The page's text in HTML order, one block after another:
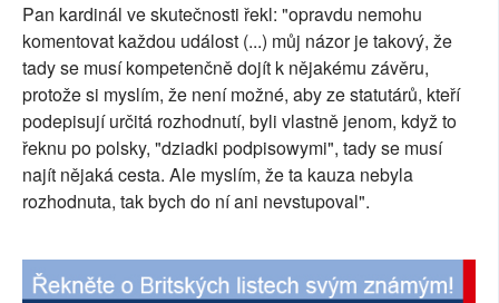
Pan kardinál ve skutečnosti řekl: "opravdu nemohu
komentovat každou událost (...) můj názor je takový, že
tady se musí kompetenčně dojít k nějakému závěru,
protože si myslím, že není možné, aby ze statutárů, kteří
podepisují určitá rozhodnutí, byli vlastně jenom, když to
řeknu po polsky, "dziadki podpisowymi", tady se musí
najít nějaká cesta. Ale myslím, že ta kauza nebyla
rozhodnuta, tak bych do ní ani nevstupoval".